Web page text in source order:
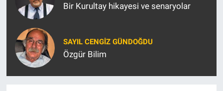
Bir Kurultay hikayesi ve senaryolar
SAYIL CENGIZ GÜNDOĞDU
Özgür Bilim